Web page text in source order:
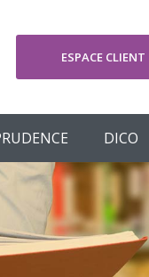
ESPACE CLIENT
Votre
Votre Panier
DICO